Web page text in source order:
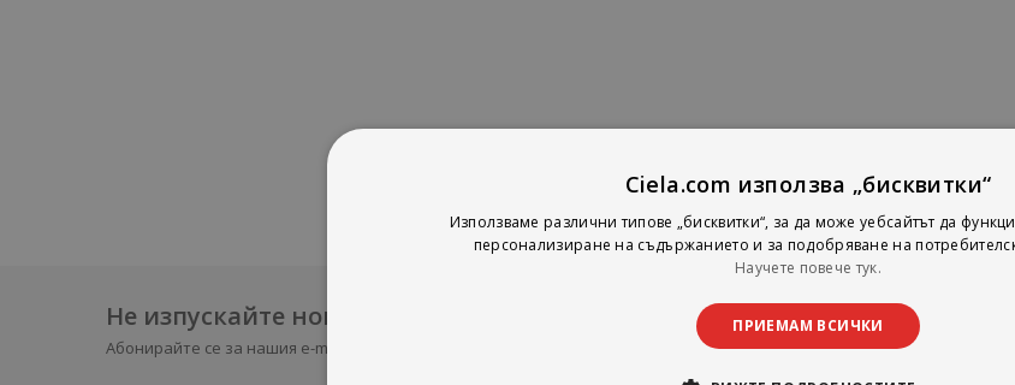
Не изпускайте нови продукти и промоции
Абонирайте се за нашия e-mail бюлетин
Ciela.com използва „бисквитки“
Използваме различни типове „бисквитки“, за да може уебсайтът да
персонализиране на съдържанието и за подобряване на
Научете повече тук.
ПРИЕМАМ ВСИЧКИ